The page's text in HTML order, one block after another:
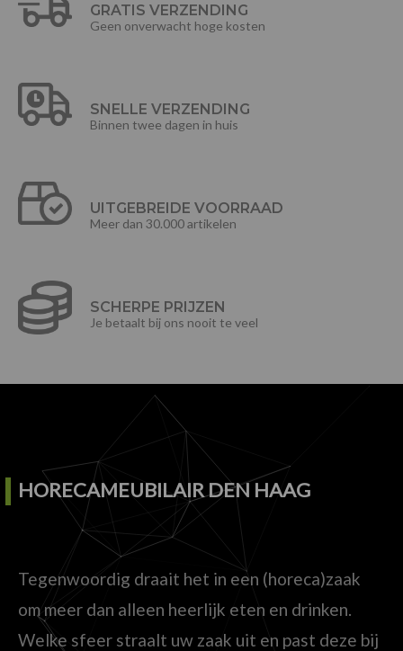
GRATIS VERZENDING
Geen onverwacht hoge kosten
SNELLE VERZENDING
Binnen twee dagen in huis
UITGEBREIDE VOORRAAD
Meer dan 30.000 artikelen
SCHERPE PRIJZEN
Je betaalt bij ons nooit te veel
HORECAMEUBILAIR DEN HAAG
Tegenwoordig draait het in een (horeca)zaak
om meer dan alleen heerlijk eten en drinken.
Welke sfeer straalt uw zaak uit en past deze bij